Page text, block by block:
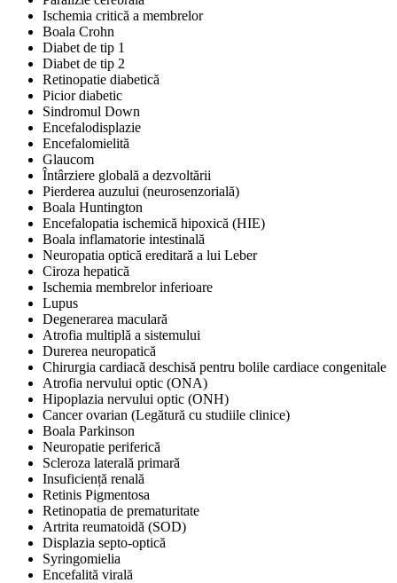
Ischemia critică a membrelor
Boala Crohn
Diabet de tip 1
Diabet de tip 2
Retinopatie diabetică
Picior diabetic
Sindromul Down
Encefalodisplazie
Encefalomielită
Glaucom
Întârziere globală a dezvoltării
Pierderea auzului (neurosenzorială)
Boala Huntington
Encefalopatia ischemică hipoxică (HIE)
Boala inflamatorie intestinală
Neuropatia optică ereditară a lui Leber
Ciroza hepatică
Ischemia membrelor inferioare
Lupus
Degenerarea maculară
Atrofia multiplă a sistemului
Durerea neuropatică
Chirurgia cardiacă deschisă pentru bolile cardiace congenitale
Atrofia nervului optic (ONA)
Hipoplazia nervului optic (ONH)
Cancer ovarian (Legătură cu studiile clinice)
Boala Parkinson
Neuropatie periferică
Scleroza laterală primară
Insuficiență renală
Retinis Pigmentosa
Retinopatia de prematuritate
Artrita reumatoidă (SOD)
Displazia septo-optică
Syringomielia
Encefalită virală